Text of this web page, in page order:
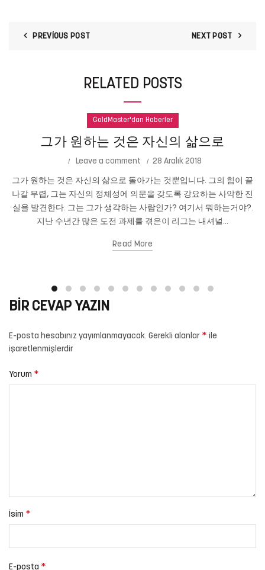
PREVIOUS POST NEXT POST
RELATED POSTS
GoldMaster'dan Haberler
그가 원하는 것은 자신의 삶으로
Leave a comment 28 Aralık 2018
그가 원하는 것은 자신의 삶으로 돌아가는 것뿐입니다. 그의 힘이 끝
나갈 무렵, 그는 자신의 정체성에 의문을 갖도록 강요하는 사악한 진
실을 발견한다. 그는 그가 생각하는 사람인가? 여기서 뭐하는거야?.
지난 수년간 많은 도전 과제를 겪은이 리그는 내셔널...
Read More
BIR CEVAP YAZIN
E-posta hesabınız yayımlanmayacak. Gerekli alanlar * ile
işaretlenmişlerdir
Yorum *
İsim *
E-posta *